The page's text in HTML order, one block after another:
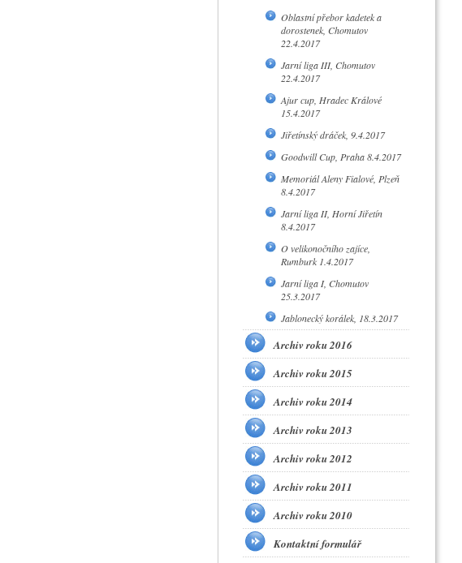
Oblastní přebor kadetek a
dorostenek, Chomutov
22.4.2017
Jarní liga III, Chomutov
22.4.2017
Ajur cup, Hradec Králové
15.4.2017
Jiřetínský dráček, 9.4.2017
Goodwill Cup, Praha 8.4.2017
Memoriál Aleny Fialové, Plzeň
8.4.2017
Jarní liga II, Horní Jiřetín
8.4.2017
O velikonočního zajíce,
Rumburk 1.4.2017
Jarní liga I, Chomutov
25.3.2017
Jablonecký korálek, 18.3.2017
Archiv roku 2016
Archiv roku 2015
Archiv roku 2014
Archiv roku 2013
Archiv roku 2012
Archiv roku 2011
Archiv roku 2010
Kontaktní formulář